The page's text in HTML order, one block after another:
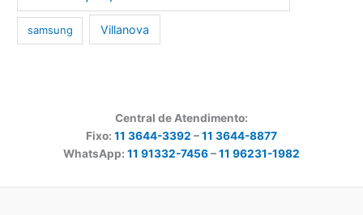
samsung Villanova
Central de Atendimento:
Fixo: 11 3644-3392 –11 3644-8877
WhatsApp: 11 91332-7456–11 96231-1982